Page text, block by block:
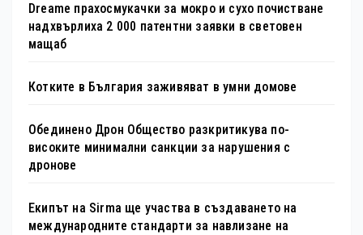
Dreame прахосмукачки за мокро и сухо почистване
надхвърлиха 2 000 патентни заявки в световен
мащаб
Котките в България заживяват в умни домове
Обединено Дрон Общество разкритикува по-
високите минимални санкции за нарушения с
дронове
Екипът на Sirma ще участва в създаването на
международните стандарти за навлизане на